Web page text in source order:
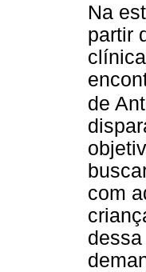
Na
partir
de
com